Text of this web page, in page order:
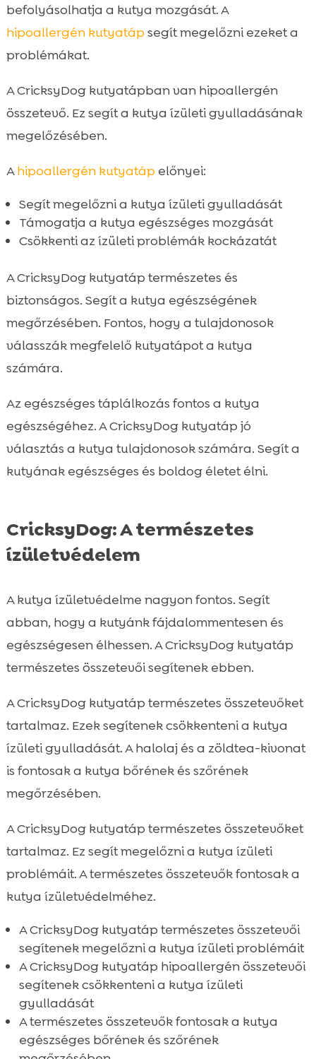
befolyásolhatja a kutya mozgását. A
hipoallergén kutyatápsegít megelőzni ezeket a
problémákat.
A CricksyDog kutyatápban van hipoallergén
összetevő. Ez segít a kutya ízületi gyulladásának
megelőzésében.
Ahipoallergén kutyatápelőnyei:
Segít megelőzni a kutya ízületi gyulladását
Támogatja a kutya egészséges mozgását
Csökkenti az ízületi problémák kockázatát
A CricksyDog kutyatáp természetes és
biztonságos. Segít a kutya egészségének
megőrzésében. Fontos, hogy a tulajdonosok
válasszák megfelelő kutyatápot a kutya
számára.
Az egészséges táplálkozás fontos a kutya
egészségéhez. A CricksyDog kutyatáp jó
választás a kutya tulajdonosok számára. Segít a
kutyának egészséges és boldog életet élni.
CricksyDog: A természetes
ízületvédelem
A kutya ízületvédelme nagyon fontos. Segít
abban, hogy a kutyánk fájdalommentesen és
egészségesen élhessen. A CricksyDog kutyatáp
természetes összetevői segítenek ebben.
A CricksyDog kutyatáp természetes összetevőket
tartalmaz. Ezek segítenek csökkenteni a kutya
ízületi gyulladását. A halolaj és a zöldtea-kivonat
is fontosak a kutya bőrének és szőrének
megőrzésében.
A CricksyDog kutyatáp természetes összetevőket
tartalmaz. Ez segít megelőzni a kutya ízületi
problémáit. A természetes összetevők fontosak a
kutya ízületvédelméhez.
A CricksyDog kutyatáp természetes összetevői
segítenek megelőzni a kutya ízületi problémáit
A CricksyDog kutyatáp hipoallergén összetevői
segítenek csökkenteni a kutya ízületi
gyulladását
A természetes összetevők fontosak a kutya
egészséges bőrének és szőrének